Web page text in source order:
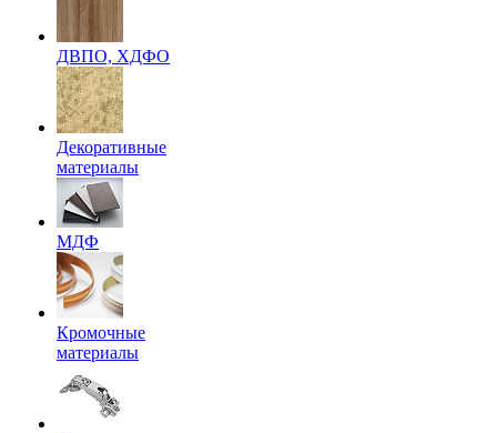
ДВПО, ХДФО
Декоративные
материалы
МДФ
Кромочные
материалы